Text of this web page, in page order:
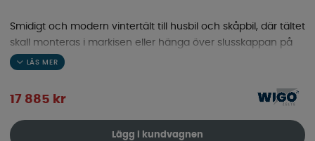
Smidigt och modern vintertält till husbil och skåpbil, där tältet
skall monteras i markisen eller hänga över slusskappan på
taket. Tål kallt klimat och väder.
17 885 kr
Lägg i kundvagnen